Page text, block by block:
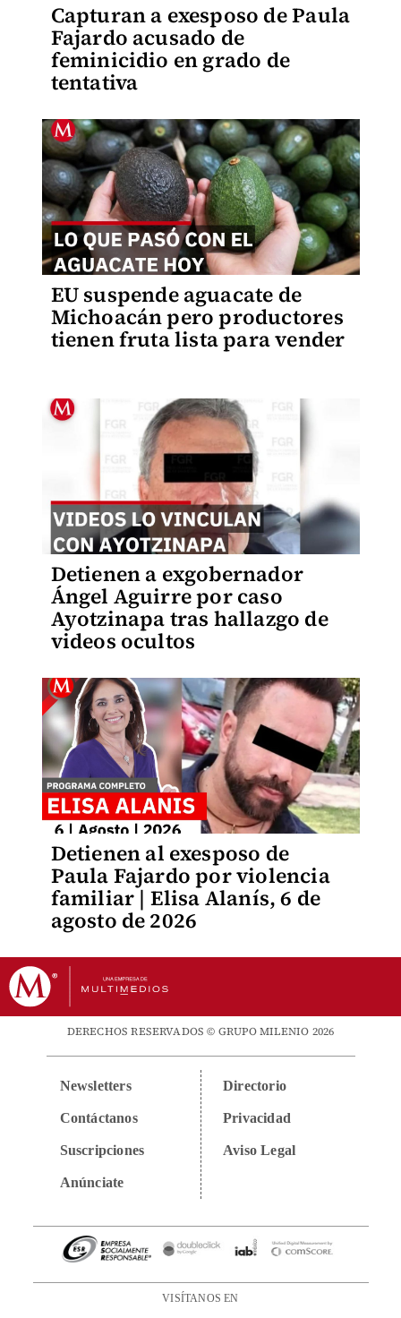
Capturan a exesposo de Paula
Fajardo acusado de
feminicidio en grado de
tentativa
EU suspende aguacate de
Michoacán pero productores
tienen fruta lista para vender
Detienen a exgobernador
Ángel Aguirre por caso
Ayotzinapa tras hallazgo de
videos ocultos
Detienen al exesposo de
Paula Fajardo por violencia
familiar | Elisa Alanís, 6 de
agosto de 2026
DERECHOS RESERVADOS © GRUPO MILENIO 2026
Newsletters
Contáctanos
Suscripciones
Anúnciate
Directorio
Privacidad
Aviso Legal
VISÍTANOS EN